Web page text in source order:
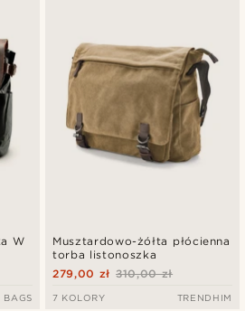
W
BAGS
Musztardowo-żółta płócienna
torba listonoszka
310,00 zł
279,00 zł
7 KOLORY TRENDHIM